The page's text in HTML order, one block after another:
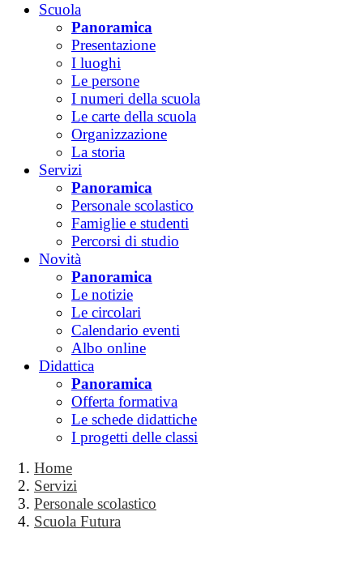
Scuola
Panoramica
Presentazione
I luoghi
Le persone
I numeri della scuola
Le carte della scuola
Organizzazione
La storia
Servizi
Panoramica
Personale scolastico
Famiglie e studenti
Percorsi di studio
Novità
Panoramica
Le notizie
Le circolari
Calendario eventi
Albo online
Didattica
Panoramica
Offerta formativa
Le schede didattiche
I progetti delle classi
Home
Servizi
Personale scolastico
Scuola Futura